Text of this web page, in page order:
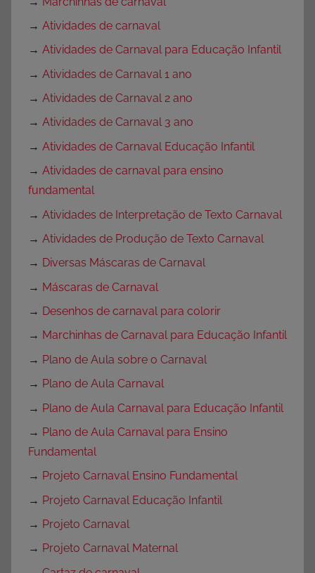
→ Atividades de carnaval
→ Atividades de Carnaval para Educação Infantil
→ Atividades de Carnaval 1 ano
→ Atividades de Carnaval 2 ano
→ Atividades de Carnaval 3 ano
→ Atividades de Carnaval Educação Infantil
→ Atividades de carnaval para ensino
fundamental
→ Atividades de Interpretação de Texto Carnaval
→ Atividades de Produção de Texto Carnaval
→ Diversas Máscaras de Carnaval
→ Máscaras de Carnaval
→ Desenhos de carnaval para colorir
→ Marchinhas de Carnaval para Educação Infantil
→ Plano de Aula sobre o Carnaval
→ Plano de Aula Carnaval
→ Plano de Aula Carnaval para Educação Infantil
→ Plano de Aula Carnaval para Ensino
Fundamental
→ Projeto Carnaval Ensino Fundamental
→ Projeto Carnaval Educação Infantil
→ Projeto Carnaval
→ Projeto Carnaval Maternal